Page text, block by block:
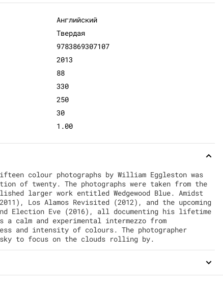
Английский
Твердая
9783869307107
2013
88
330
250
30
1.00
colour photographs by William Eggleston was
of twenty. The photographs were taken from the
larger work entitled Wedgewood Blue. Amidst
Los Alamos Revisited (2012), and the upcoming
Election Eve (2016), all documenting his lifetime
calm and experimental intermezzo from
and intensity of colours. The photographer
to focus on the clouds rolling by.